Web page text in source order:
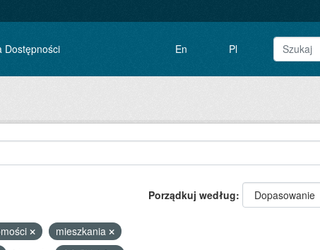
Dostępności En Pl
Porządkuj według
mieszkania